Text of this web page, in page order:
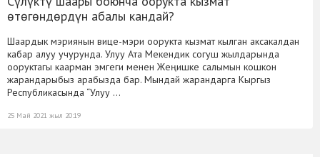
өтөгөндөрдүн абалы кандай?
Шаардык мэриянын вице-мэри оорукта кызмат кылган аксакалдан
кабар алуу учурунда. Улуу Ата Мекендик согуш жылдарында
ооруктагы каарман эмгеги менен Жеңишке салымын кошкон
жарандарыбыз арабызда бар. Мындай жарандарга Кыргыз
Республикасында “Улуу …
25 Май 2021 жыл 20:19